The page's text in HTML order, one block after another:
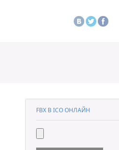
FBX В ICO ОНЛАЙН